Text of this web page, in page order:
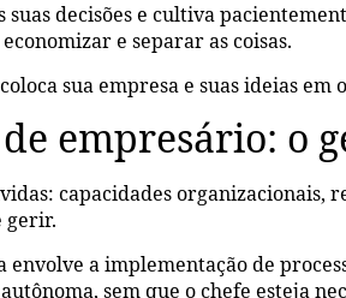
decisões e cultiva
e separar as coisas.
sua empresa e suas ideias em
empresário: o
capacidades organizacionais,
gerir.
envolve a implementação de
sem que o chefe esteja